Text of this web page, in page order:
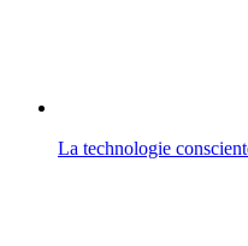
La technologie